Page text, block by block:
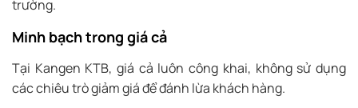
trường.
Minh bạch trong giá cả
Tại Kangen KTB, giá cả luôn công khai, không sử dụng
các chiêu trò giảm giá để đánh lừa khách hàng.